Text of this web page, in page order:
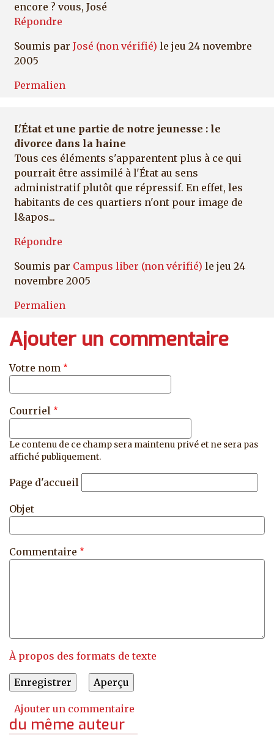
encore ? vous, José
Répondre
Soumis par José (non vérifié) le jeu 24 novembre
2005
Permalien
L'État et une partie de notre jeunesse : le
divorce dans la haine
Tous ces éléments s'apparentent plus à ce qui
pourrait être assimilé à l'État au sens
administratif plutôt que répressif. En effet, les
habitants de ces quartiers n'ont pour image de
l&apos...
Répondre
Soumis par Campus liber (non vérifié) le jeu 24
novembre 2005
Permalien
Ajouter un commentaire
Votre nom
Courriel
Le contenu de ce champ sera maintenu privé et ne sera pas
affiché publiquement.
Page d'accueil
Objet
Commentaire
À propos des formats de texte
Ajouter un commentaire
du même auteur